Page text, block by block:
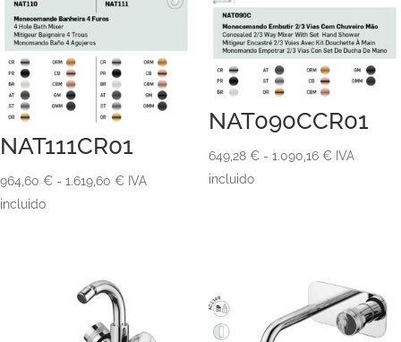
NAT111CR01
964,60 € - 1.619,60 €Rango
1.619,60 €
IVA
incluido
NAT090CCR01
649,28 € - 1.090,16 €Rango
1.090,16 €
IVA
incluido